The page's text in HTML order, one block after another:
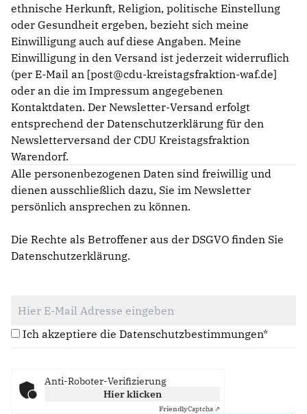
ethnische Herkunft, Religion, politische Einstellung
oder Gesundheit ergeben, bezieht sich meine
Einwilligung auch auf diese Angaben. Meine
Einwilligung in den Versand ist jederzeit widerruflich
(per E-Mail an [post@cdu-kreistagsfraktion-waf.de]
oder an die im Impressum angegebenen
Kontaktdaten. Der Newsletter-Versand erfolgt
entsprechend der Datenschutzerklärung für den
Newsletterversand der CDU Kreistagsfraktion
Warendorf.
Alle personenbezogenen Daten sind freiwillig und
dienen ausschließlich dazu, Sie im Newsletter
persönlich ansprechen zu können.
Die Rechte als Betroffener aus der DSGVO finden Sie
Datenschutzerklärung.
Ich akzeptiere die Datenschutzbestimmungen*
Anti-Roboter-Verifizierung
Hier klicken
FriendlyCaptcha ⇗